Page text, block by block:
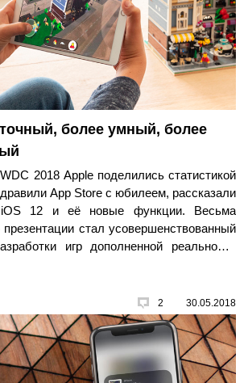
более умный, более
2018 Apple поделились статистикой
App Store с юбилеем, рассказали
iOS 12 и её новые функции. Весьма
стал усовершенствованный
игр дополненной реальности
2 30.05.2018